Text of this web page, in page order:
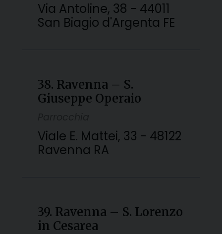
Via Antoline, 38 - 44011
San Biagio d'Argenta FE
38. Ravenna – S.
Giuseppe Operaio
Viale E. Mattei, 33 - 48122
Ravenna RA
39. Ravenna – S. Lorenzo
in Cesarea